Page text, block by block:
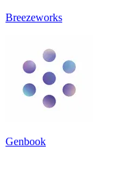
Breezeworks
Genbook